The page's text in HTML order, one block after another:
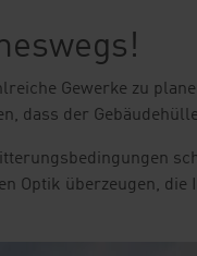
Gewerke zu
dass der
Optik überzeugen,